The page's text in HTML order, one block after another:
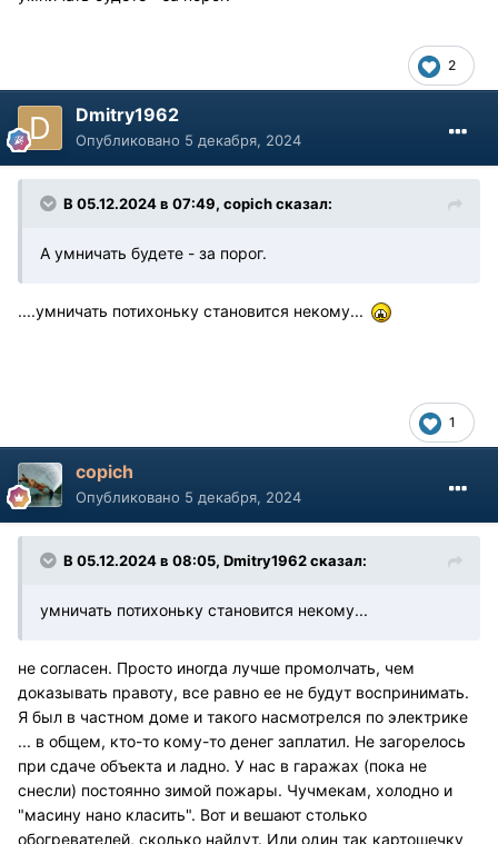
2
Dmitry1962
Опубликовано 5 декабря, 2024
В 05.12.2024 в 07:49, copichсказал:
А умничать будете - за порог.
....умничать потихоньку становится некому...
1
copich
Опубликовано 5 декабря, 2024
В 05.12.2024 в 08:05, Dmitry1962сказал:
умничать потихоньку становится некому...
не согласен. Просто иногда лучше промолчать, чем
доказывать правоту, все равно ее не будут воспринимать.
Я был в частном доме и такого насмотрелся по электрике
... в общем, кто-то кому-то денег заплатил. Не загорелось
при сдаче объекта и ладно. У нас в гаражах (пока не
снесли) постоянно зимой пожары. Чучмекам, холодно и
"масину нано класить". Вот и вешают столько
обогревателей, сколько найдут. Или один так картошечку